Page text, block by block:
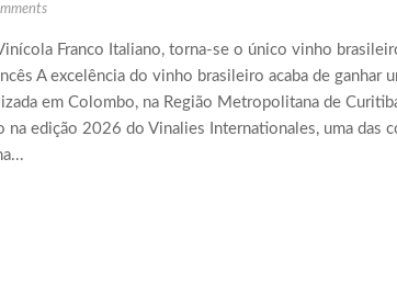
Franco Italiano, torna-se o único vinho
A excelência do vinho brasileiro acaba de ganhar
em Colombo, na Região Metropolitana de
na edição 2026 do Vinalies Internationales, uma das